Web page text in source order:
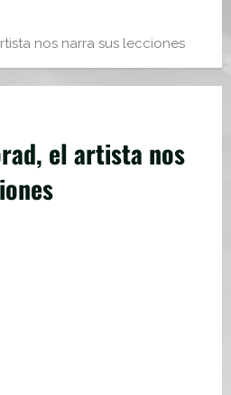
nos narra sus lecciones
el artista nos